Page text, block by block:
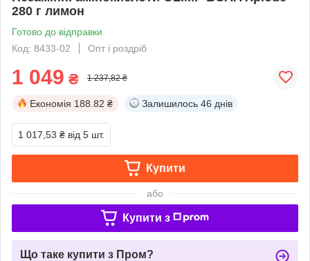
280 г лимон
Готово до відправки
Код: 8433-02
Опт і роздріб
1 049 ₴ 1 237,82 ₴
Економія 188.82 ₴ Залишилось 46 днів
1 017,53 ₴ від 5 шт.
Купити
або
Купити з
Що таке купити з Пром?